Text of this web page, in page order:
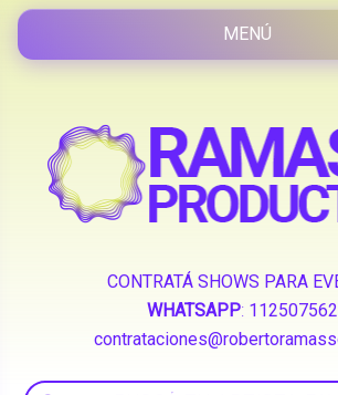
CONTRATÁ SHOWS PARA
WHATSAPP: